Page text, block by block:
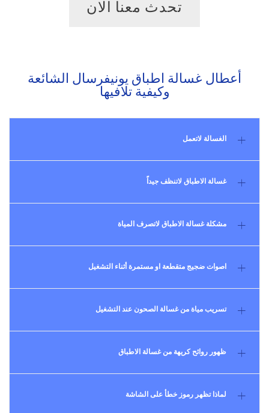
تحدث معنا الان
أعطال غسالة اطباق يونيفرسال الشائعة
وكيفية تلافيها
الغسالة لاتعمل
غسالة الاطباق لاتنظف جيداً
مشكلة غسالة الاطباق لاتصرف المياة
اصوات ضجيج متقطعة او مستمرة أثناء التشغيل
تسريب مياة من غسالة الصحون عند التشغيل
ظهور روائح كريهة من غسالة الاطباق
لماذا تظهر رموز خطأ على الشاشة